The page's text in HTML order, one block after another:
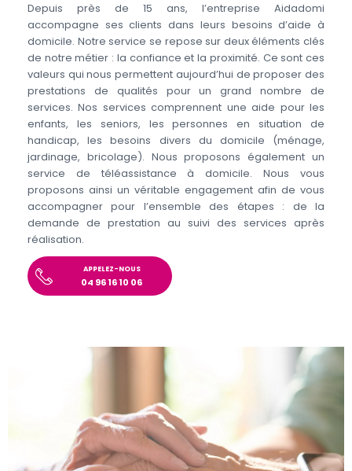
Depuis près de 15 ans, l’entreprise Aidadomi
accompagne ses clients dans leurs besoins d’aide à
domicile. Notre service se repose sur deux éléments clés
de notre métier : la confiance et la proximité. Ce sont ces
valeurs qui nous permettent aujourd’hui de proposer des
prestations de qualités pour un grand nombre de
services. Nos services comprennent une aide pour les
enfants, les seniors, les personnes en situation de
handicap, les besoins divers du domicile (ménage,
jardinage, bricolage). Nous proposons également un
service de téléassistance à domicile. Nous vous
proposons ainsi un véritable engagement afin de vous
accompagner pour l’ensemble des étapes : de la
demande de prestation au suivi des services après
réalisation.
APPELEZ-NOUS
04 96 16 10 06